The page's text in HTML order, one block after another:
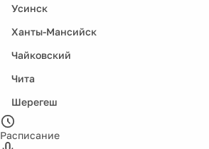
Усинск
Ханты-Мансийск
Чайковский
Чита
Шерегеш
Расписание